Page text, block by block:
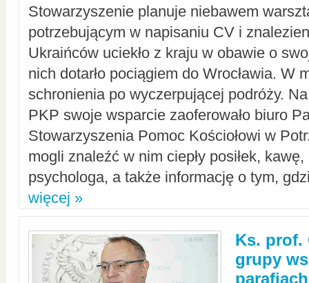
Stowarzyszenie planuje niebawem
potrzebującym w napisaniu CV i
Ukraińców uciekło z kraju w obawie o
nich dotarło pociągiem do Wrocławia. W
schronienia po wyczerpującej podróży.
PKP swoje wsparcie zaoferowało biuro
Stowarzyszenia Pomoc Kościołowi w
mogli znaleźć w nim ciepły posiłek,
psychologa, a także informację o tym,
więcej »
Ks. prof.
grupy
parafiach